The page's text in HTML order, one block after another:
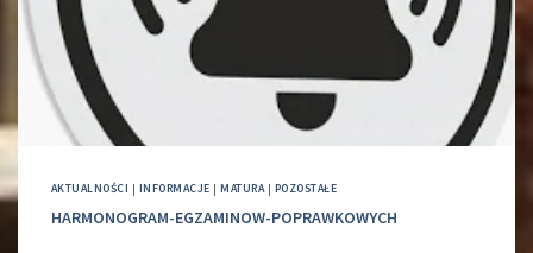
AKTUALNOŚCI | INFORMACJE |MATURA| POZOSTAŁE
HARMONOGRAM-EGZAMINOW-POPRAWKOWYCH